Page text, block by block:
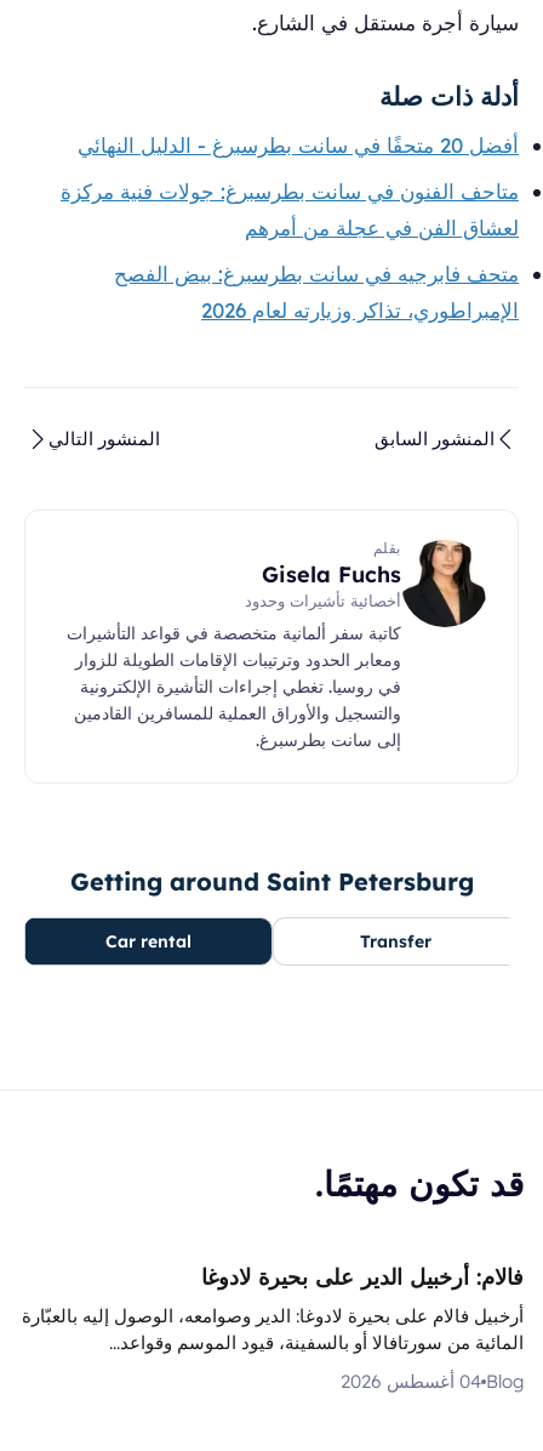
سيارة أجرة مستقل في الشارع.
أدلة ذات صلة
أفضل 20 متحفًا في سانت بطرسبرغ - الدليل النهائي
متاحف الفنون في سانت بطرسبرغ: جولات فنية مركزة
لعشاق الفن في عجلة من أمرهم
متحف فابرجيه في سانت بطرسبرغ: بيض الفصح
الإمبراطوري، تذاكر وزيارته لعام 2026
المنشور السابق المنشور التالي
بقلم
Gisela Fuchs
أخصائية تأشيرات وحدود
كاتبة سفر ألمانية متخصصة في قواعد التأشيرات
ومعابر الحدود وترتيبات الإقامات الطويلة للزوار
في روسيا. تغطي إجراءات التأشيرة الإلكترونية
والتسجيل والأوراق العملية للمسافرين القادمين
إلى سانت بطرسبرغ.
Getting around Saint Petersburg
Transfer
Car rental
قد تكون مهتمًا.
فالام: أرخبيل الدير على بحيرة لادوغا
أرخبيل فالام على بحيرة لادوغا: الدير وصوامعه، الوصول إليه بالعبّارة
المائية من سورتافالا أو بالسفينة، قيود الموسم وقواعد...
Blog 04 أغسطس 2026